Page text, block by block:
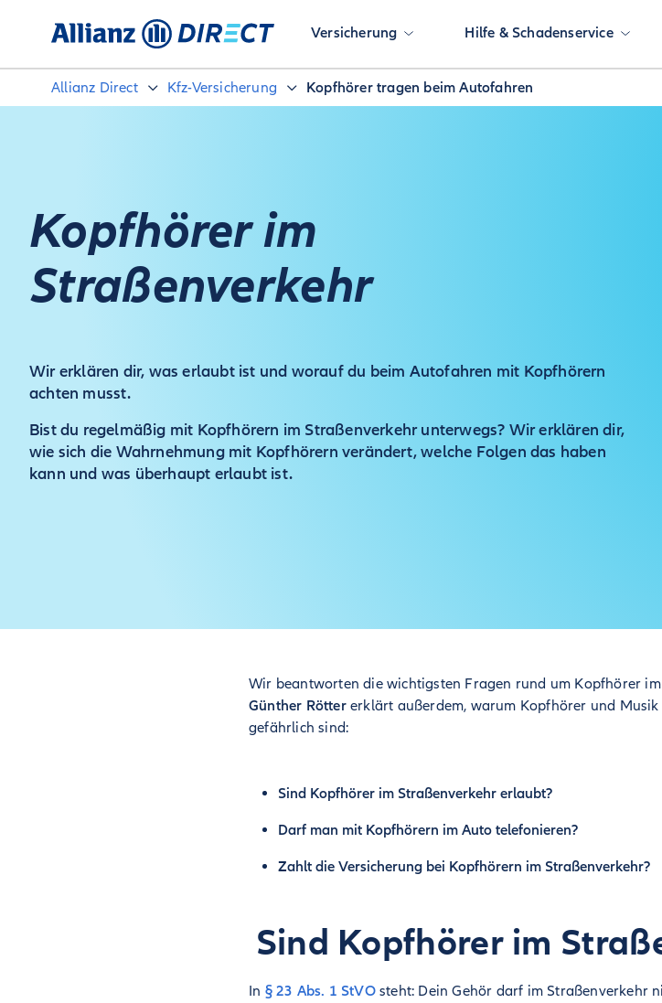
Versicherung Hilfe & Schadenservice
Allianz Direct Kfz-Versicherung Kopfhörer tragen beim Autofahren
Kopfhörer im
Straßenverkehr
Wir erklären dir, was erlaubt ist und worauf du beim Autofahren mit Kopfhörern
achten musst.
Bist du regelmäßig mit Kopfhörern im Straßenverkehr unterwegs? Wir erklären dir,
wie sich die Wahrnehmung mit Kopfhörern verändert, welche Folgen das haben
kann und was überhaupt erlaubt ist.
Wir beantworten die wichtigsten Fragen rund um Kopfhörer
Günther Röttererklärt außerdem, warum Kopfhörer und
gefährlich sind:
Sind Kopfhörer im Straßenverkehr erlaubt?
Darf man mit Kopfhörern im Auto telefonieren?
Zahlt die Versicherung bei Kopfhörern im Straßenverkehr?
Sind Kopfhörer im
In § 23 Abs. 1 StVO steht: Dein Gehör darf im Straßenverkehr